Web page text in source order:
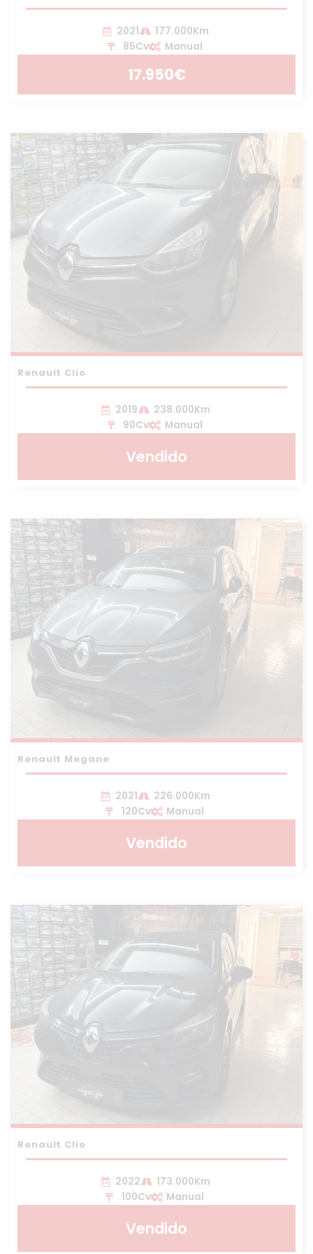
2021
177.000Km
85Cv
Manual
17.950€
Renault Clio
2019
238.000Km
90Cv
Manual
Vendido
Renault Megane
2021
226.000Km
120Cv
Manual
Vendido
Renault Clio
2022
173.000Km
100Cv
Manual
Vendido